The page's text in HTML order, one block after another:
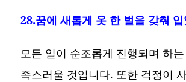
28.꿈에 새롭게 옷 한 벌을 갖춰
모든 일이 순조롭게 진행되며 하
족스러울 것입니다. 또한 걱정이